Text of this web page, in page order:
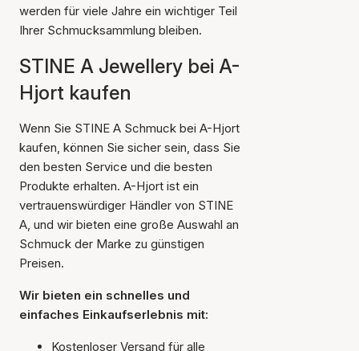
werden für viele Jahre ein wichtiger Teil
Ihrer Schmucksammlung bleiben.
STINE A Jewellery bei A-
Hjort kaufen
Wenn Sie STINE A Schmuck bei A-Hjort
kaufen, können Sie sicher sein, dass Sie
den besten Service und die besten
Produkte erhalten. A-Hjort ist ein
vertrauenswürdiger Händler von STINE
A, und wir bieten eine große Auswahl an
Schmuck der Marke zu günstigen
Preisen.
Wir bieten ein schnelles und
einfaches Einkaufserlebnis mit:
Kostenloser Versand für alle